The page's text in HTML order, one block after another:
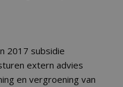
2017 subsidie
extern advies
en vergroening van